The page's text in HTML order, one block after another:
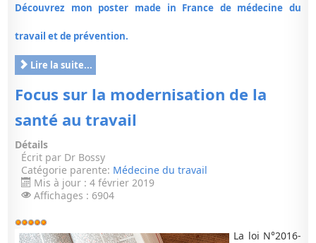
Découvrez mon poster made in France de médecine du
travail et de prévention.
Lire la suite...
Focus sur la modernisation de la
santé au travail
Détails
Écrit par Dr Bossy
Catégorie parente: Médecine du travail
Mis à jour : 4 février 2019
Affichages : 6904
Vote
utilisateur:5/5
La loi N°2016-